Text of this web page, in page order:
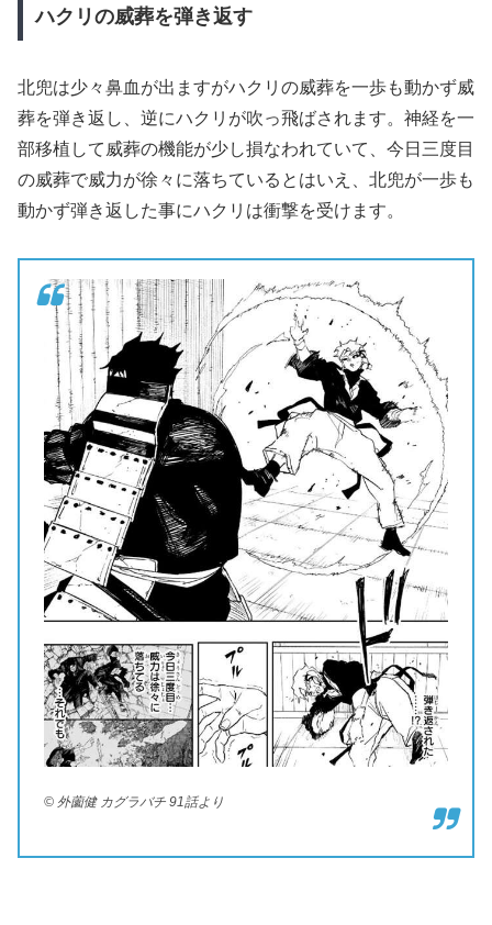
ハクリの威葬を弾き返す
北兜は少々鼻血が出ますがハクリの威葬を一歩も動かず威
葬を弾き返し、逆にハクリが吹っ飛ばされます。神経を一
部移植して威葬の機能が少し損なわれていて、今日三度目
の威葬で威力が徐々に落ちているとはいえ、北兜が一歩も
動かず弾き返した事にハクリは衝撃を受けます。
© 外薗健 カグラバチ 91話より